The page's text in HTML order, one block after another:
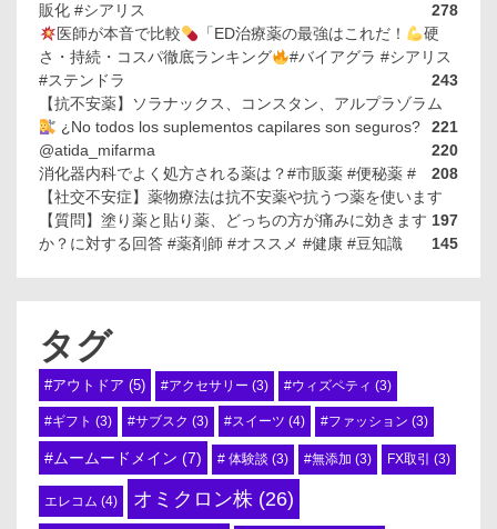
販化 #シアリス
278
医師が本音で比較
「ED治療薬の最強はこれだ！
硬
さ・持続・コスパ徹底ランキング
#バイアグラ #シアリス
#ステンドラ
243
【抗不安薬】ソラナックス、コンスタン、アルプラゾラム
221
¿No todos los suplementos capilares son seguros?
@atida_mifarma
220
消化器内科でよく処方される薬は？#市販薬 #便秘薬 #
208
【社交不安症】薬物療法は抗不安薬や抗うつ薬を使います
197
【質問】塗り薬と貼り薬、どっちの方が痛みに効きます
か？に対する回答 #薬剤師 #オススメ #健康 #豆知識
145
タグ
#アウトドア (5) #アクセサリー (3) #ウィズペティ (3)
#ギフト (3) #サブスク (3) #スイーツ (4) #ファッション (3)
#ムームードメイン (7) # 体験談 (3) #無添加 (3) FX取引 (3)
エレコム (4) オミクロン株 (26)